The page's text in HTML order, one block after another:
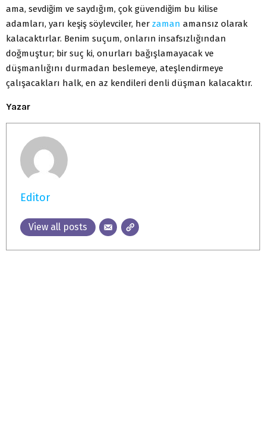
ama, sevdiğim ve saydığım, çok güvendiğim bu kilise
adamları, yarı keşiş söylevciler, her zaman amansız olarak
kalacaktırlar. Benim suçum, onların insafsızlığından
doğmuştur; bir suç ki, onurları bağışlamayacak ve
düşmanlığını durmadan beslemeye, ateşlendirmeye
çalışacakları halk, en az kendileri denli düşman kalacaktır.
Yazar
Editor
View all posts